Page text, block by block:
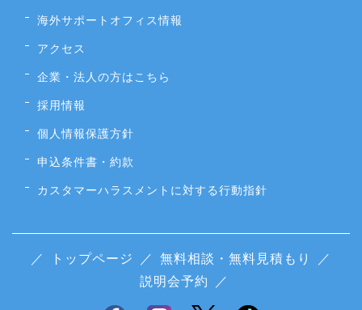
海外サポートオフィス情報
アクセス
企業・法人の方はこちら
採用情報
個人情報保護方針
申込条件書・約款
カスタマーハラスメントに対する行動指針
／ トップページ ／ 無料相談・無料見積もり
／
説明会予約 ／